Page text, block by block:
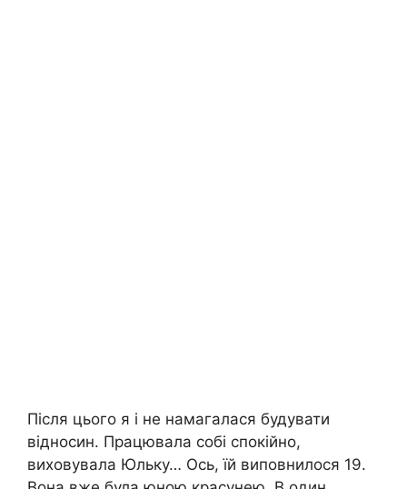
Після цього я і не намагалася будувати
відносин. Працювала собі спокійно,
виховувала Юльку… Ось, їй виповнилося 19.